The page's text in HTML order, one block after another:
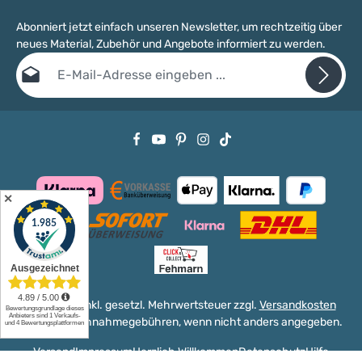
Abonniert jetzt einfach unseren Newsletter, um rechtzeitig über
neues Material, Zubehör und Angebote informiert zu werden.
E-Mail-Adresse*
Datenschutzbestimmungenzur Kenntnis genommen
Alle Preise inkl. gesetzl. Mehrwertsteuer zzgl. Versandkosten
und ggf. Nachnahmegebühren, wenn nicht anders angegeben.
VersandImpressumHerzlich WillkommenDatenschutzHilfe
✕